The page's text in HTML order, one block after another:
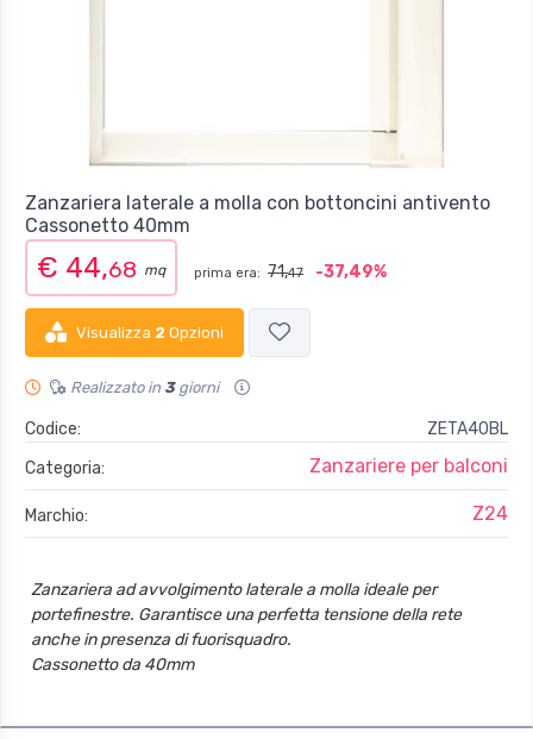
Zanzariera laterale a molla con bottoncini antivento
Cassonetto 40mm
€ 44,68 mq prima era: 71,47 -37,49%
Visualizza 2 Opzioni
Realizzato in 3giorni
Codice:
ZETA40BL
Categoria:
Zanzariere per balconi
Marchio: Z24
Zanzariera ad avvolgimento laterale a molla ideale per
portefinestre. Garantisce una perfetta tensione della rete
anche in presenza di fuorisquadro.
Cassonetto da 40mm